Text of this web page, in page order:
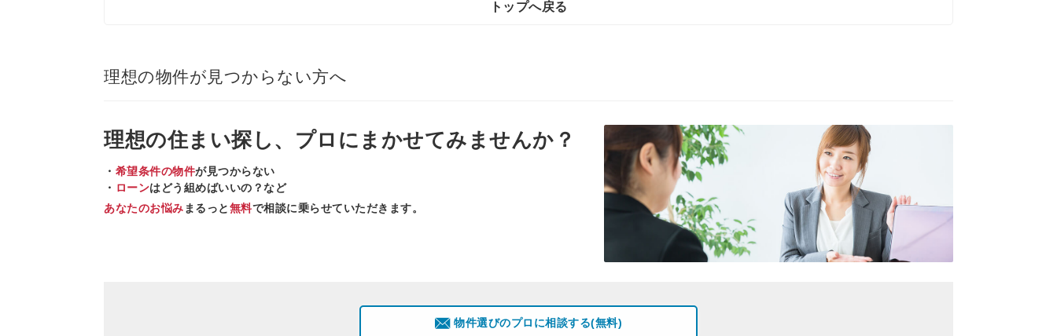
トップへ戻る
理想の物件が見つからない方へ
理想の住まい探し、 プロ にまかせてみませんか？
・ 希望条件の物件が見つからない
・ ローンはどう組めばいいの？など
あなたのお悩み まるっと無料で相談に乗らせていただきます。
物件選びのプロに相談する(無料)